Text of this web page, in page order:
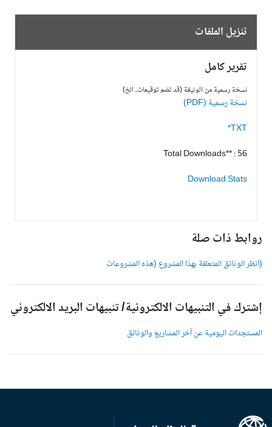
تنزيل الملفات
تقرير كامل
نسخة رسمية من الوثيقة (قد تضم توقيعات، الخ)
نسخة رسمية (PDF)
TXT*
Total Downloads** : 56
Download Stats
روابط ذات صلة
(انظر الوثائق المتعلقة بهذا المشروع (هذه المشروعات
إشترك في التنبيهات الالكترونية/ تنبيهات البريد الالكتروني
المستجدات اليومية عن آخر المشاريع والوثائق